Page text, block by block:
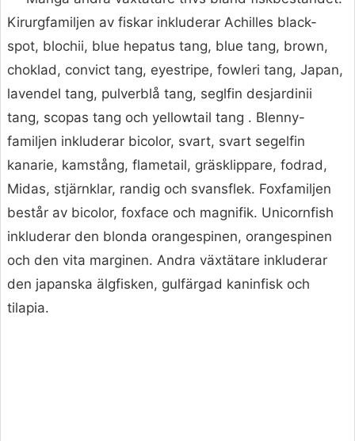
Kirurgfamiljen av fiskar inkluderar Achilles black-
spot, blochii, blue hepatus tang, blue tang, brown,
choklad, convict tang, eyestripe, fowleri tang, Japan,
lavendel tang, pulverblå tang, seglfin desjardinii
tang, scopas tang och yellowtail tang . Blenny-
familjen inkluderar bicolor, svart, svart segelfin
kanarie, kamstång, flametail, gräsklippare, fodrad,
Midas, stjärnklar, randig och svansflek. Foxfamiljen
består av bicolor, foxface och magnifik. Unicornfish
inkluderar den blonda orangespinen, orangespinen
och den vita marginen. Andra växtätare inkluderar
den japanska älgfisken, gulfärgad kaninfisk och
tilapia.